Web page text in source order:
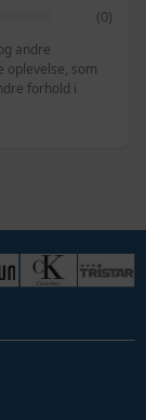
(0)
andre
oplevelse, som
forhold i